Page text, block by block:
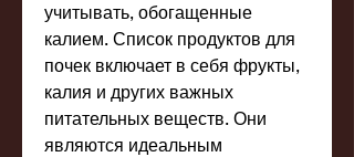
учитывать, обогащенные
калием. Список продуктов для
почек включает в себя фрукты,
калия и других важных
питательных веществ. Они
являются идеальным